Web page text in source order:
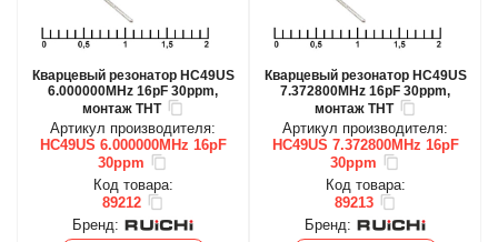
Кварцевый резонатор HC49US
6.000000MHz 16pF 30ppm,
монтаж THT
Артикул производителя:
HC49US 6.000000MHz 16pF
30ppm
Код товара:
89212
Бренд:
Кварцевый резонатор HC49US
7.372800MHz 16pF 30ppm,
монтаж THT
Артикул производителя:
HC49US 7.372800MHz 16pF
30ppm
Код товара:
89213
Бренд: